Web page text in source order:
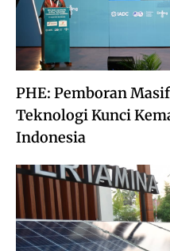
PHE: Pemboran
Teknologi Kunci
Indonesia